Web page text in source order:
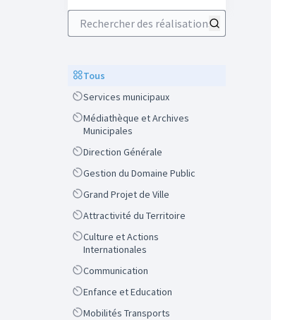
Rechercher des réalisations
ScopeTous
ScopeServices municipaux
Scope
Médiathèque et Archives
Municipales
ScopeDirection Générale
ScopeGestion du Domaine Public
ScopeGrand Projet de Ville
ScopeAttractivité du Territoire
Scope
Culture et Actions
Internationales
ScopeCommunication
ScopeEnfance et Education
ScopeMobilités Transports